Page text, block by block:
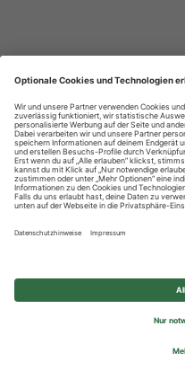
© 2026 REWE